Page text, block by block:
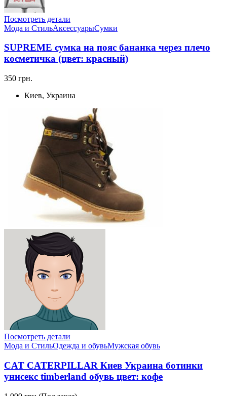
Посмотреть детали
Мода и СтильАксессуарыСумки
SUPREME сумка на пояс бананка через плечо
косметичка (цвет: красный)
350 грн.
Киев, Украина
Посмотреть детали
Мода и СтильОдежда и обувьМужская обувь
CAT CATERPILLAR Киев Украина ботинки
унисекс timberland обувь цвет: кофе